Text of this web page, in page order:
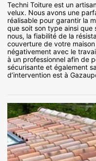
Techni Toiture est un
velux. Nous avons une
réalisable pour garantir la
que soit son type ainsi que
nous, la fiabilité de la
couverture de votre
négativement avec le
à un professionnel afin de
sécurisante et également
d’intervention est à